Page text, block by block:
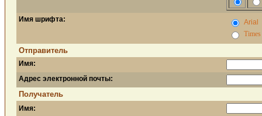
Имя шрифта:
Arial
Отправитель
Имя:
Адрес электронной почты:
Получатель
Имя: